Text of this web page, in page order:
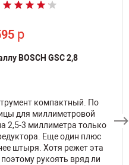
p
BOSCH GSC 2,8
компактный. По
для миллиметровой
2,5-3 миллиметра только
Еще один плюс
штыря. Хотя режет эта
рукоять вряд ли
p